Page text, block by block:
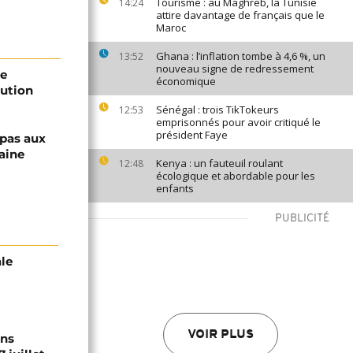
14:24
attire davantage de français que le
Maroc
13:52
Ghana : l’inflation tombe à 4,6 %, un
nouveau signe de redressement
économique
12:53
Sénégal : trois TikTokeurs
emprisonnés pour avoir critiqué le
président Faye
12:48
Kenya : un fauteuil roulant
écologique et abordable pour les
enfants
PUBLICITÉ
VOIR PLUS
aux